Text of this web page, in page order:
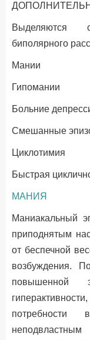
Выделяются
биполярного
Мании
Гипомании
Больние
Смешанные
Циклотимия
Быстрая
МАНИЯ
Маниакальный
приподнятым
от беспечной
возбуждения.
повышенной
потребности